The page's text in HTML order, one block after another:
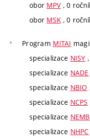
obor MPV , 0
obor MSK, 0
Program MITAI
specializace NISY
specializace NADE
specializace NBIO
specializace NCPS
specializace NEMB
specializace NHPC